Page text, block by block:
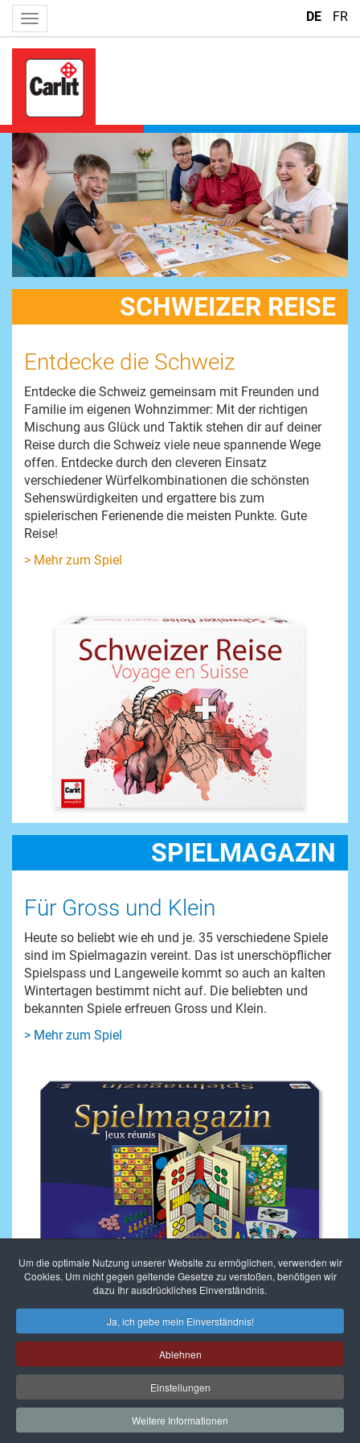
Um die optimale Nutzung unserer Website zu ermöglichen, verwenden wir
Cookies. Um nicht gegen geltende Gesetze zu verstoßen, benötigen wir
dazu Ihr ausdrückliches Einverständnis.
Ja, ich gebe mein Einverständnis!
Ablehnen
Einstellungen
Weitere Informationen
DE FR
SCHWEIZER REISE
Entdecke die Schweiz
Entdecke die Schweiz gemeinsam mit Freunden und
Familie im eigenen Wohnzimmer: Mit der richtigen
Mischung aus Glück und Taktik stehen dir auf deiner
Reise durch die Schweiz viele neue spannende Wege
offen. Entdecke durch den cleveren Einsatz
verschiedener Würfelkombinationen die schönsten
Sehenswürdigkeiten und ergattere bis zum
spielerischen Ferienende die meisten Punkte. Gute
Reise!
> Mehr zum Spiel
SPIELMAGAZIN
Für Gross und Klein
Heute so beliebt wie eh und je. 35 verschiedene Spiele
sind im Spielmagazin vereint. Das ist unerschöpflicher
Spielspass und Langeweile kommt so auch an kalten
Wintertagen bestimmt nicht auf. Die beliebten und
bekannten Spiele erfreuen Gross und Klein.
> Mehr zum Spiel
Impressum
Datenschutz
Presse
Links